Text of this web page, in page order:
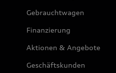
Gebrauchtwagen
Finanzierung
Aktionen & Angebote
Geschäftskunden